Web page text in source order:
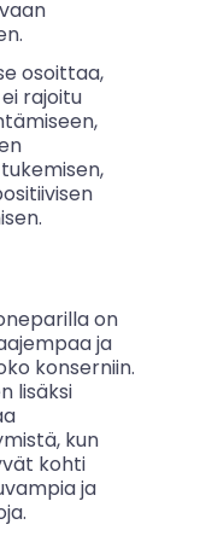
osoittaa,
rajoitu
on
ja
konserniin.
lisäksi
kun
kohti
ja